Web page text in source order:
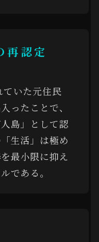
認定
ていた元住民
ったことで、
島」として認
生活」は極め
最小限に抑え
である。